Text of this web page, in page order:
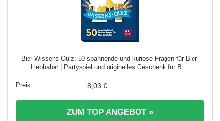
Bier Wissens-Quiz: 50 spannende und kuriose Fragen für Bier-
Liebhaber | Partyspiel und originelles Geschenk für B ...
8,03 €
ZUM TOP ANGEBOT »